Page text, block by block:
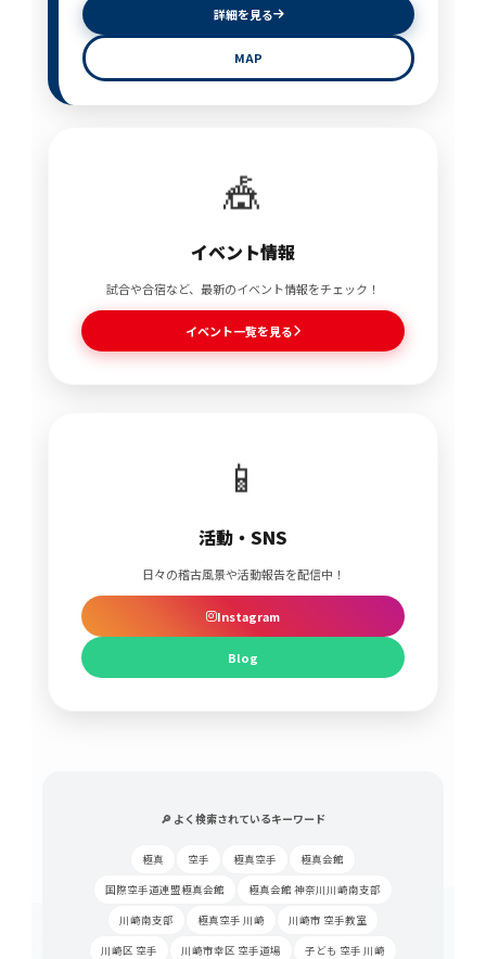
詳細を見る
MAP
🎪
イベント情報
試合や合宿など、最新のイベント情報をチェック！
イベント一覧を見る
📱
活動・SNS
日々の稽古風景や活動報告を配信中！
Instagram
Blog
🔎 よく検索されているキーワード
極真 空手 極真空手
極真会館
国際空手道連盟極真会館
極真会館 神奈川川崎南支部
川崎南支部
極真空手 川崎
川崎市 空手教室
川崎区 空手
川崎市幸区 空手道場
子ども 空手 川崎